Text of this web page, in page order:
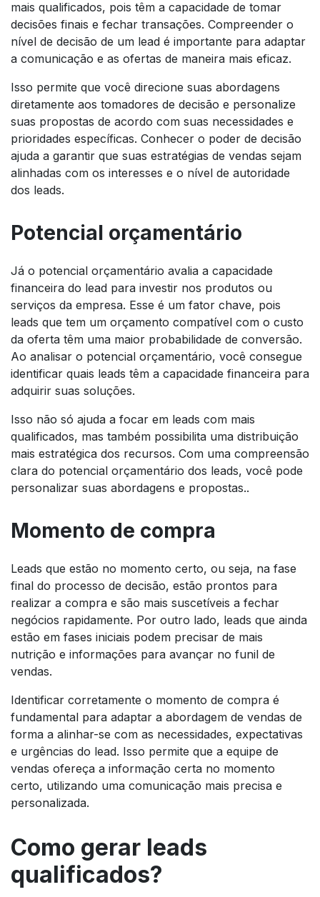
mais qualificados, pois têm a capacidade de tomar
decisões finais e fechar transações. Compreender o
nível de decisão de um lead é importante para adaptar
a comunicação e as ofertas de maneira mais eficaz.
Isso permite que você direcione suas abordagens
diretamente aos tomadores de decisão e personalize
suas propostas de acordo com suas necessidades e
prioridades específicas. Conhecer o poder de decisão
ajuda a garantir que suas estratégias de vendas sejam
alinhadas com os interesses e o nível de autoridade
dos leads.
Potencial orçamentário
Já o potencial orçamentário avalia a capacidade
financeira do lead para investir nos produtos ou
serviços da empresa. Esse é um fator chave, pois
leads que tem um orçamento compatível com o custo
da oferta têm uma maior probabilidade de conversão.
Ao analisar o potencial orçamentário, você consegue
identificar quais leads têm a capacidade financeira para
adquirir suas soluções.
Isso não só ajuda a focar em leads com mais
qualificados, mas também possibilita uma distribuição
mais estratégica dos recursos. Com uma compreensão
clara do potencial orçamentário dos leads, você pode
personalizar suas abordagens e propostas..
Momento de compra
Leads que estão no momento certo, ou seja, na fase
final do processo de decisão, estão prontos para
realizar a compra e são mais suscetíveis a fechar
negócios rapidamente. Por outro lado, leads que ainda
estão em fases iniciais podem precisar de mais
nutrição e informações para avançar no funil de
vendas.
Identificar corretamente o momento de compra é
fundamental para adaptar a abordagem de vendas de
forma a alinhar-se com as necessidades, expectativas
e urgências do lead. Isso permite que a equipe de
vendas ofereça a informação certa no momento
certo, utilizando uma comunicação mais precisa e
personalizada.
Como gerar leads
qualificados?